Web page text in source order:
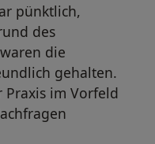
pünktlich,
des
die
gehalten.
im Vorfeld